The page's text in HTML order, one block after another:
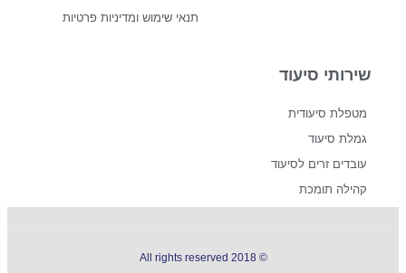
תנאי שימוש ומדיניות פרטיות
שירותי סיעוד
מטפלת סיעודית
גמלת סיעוד
עובדים זרים לסיעוד
קהילה תומכת
© 2018 All rights reserved